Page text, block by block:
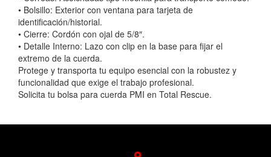
• Bolsillo: Exterior con ventana para tarjeta de
identificación/historial.
• Cierre: Cordón con ojal de 5/8″.
• Detalle Interno: Lazo con clip en la base para fijar el
extremo de la cuerda.
Protege y transporta tu equipo esencial con la robustez y
funcionalidad que exige el trabajo profesional.
Solicita tu bolsa para cuerda PMI en Total Rescue.